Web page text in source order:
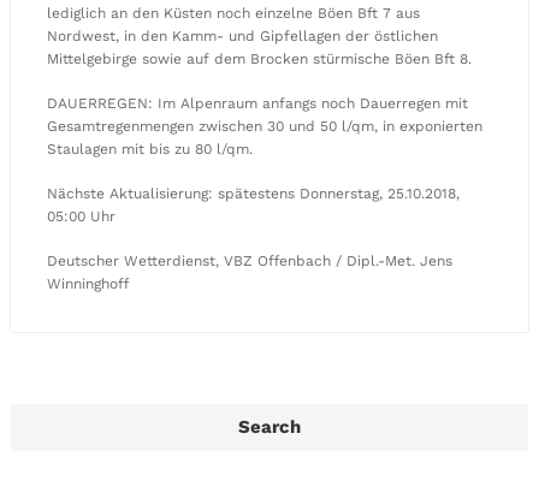
lediglich an den Küsten noch einzelne Böen Bft 7 aus
Nordwest, in den Kamm- und Gipfellagen der östlichen
Mittelgebirge sowie auf dem Brocken stürmische Böen Bft 8.
DAUERREGEN: Im Alpenraum anfangs noch Dauerregen mit
Gesamtregenmengen zwischen 30 und 50 l/qm, in exponierten
Staulagen mit bis zu 80 l/qm.
Nächste Aktualisierung: spätestens Donnerstag, 25.10.2018,
05:00 Uhr
Deutscher Wetterdienst, VBZ Offenbach / Dipl.-Met. Jens
Winninghoff
Search